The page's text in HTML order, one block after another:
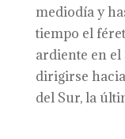
mediodía y
tiempo el
ardiente en
dirigirse
del Sur, la